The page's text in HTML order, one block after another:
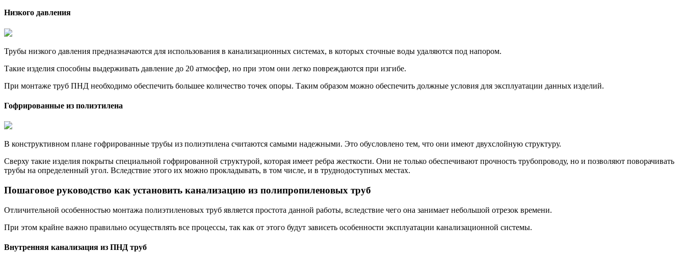
Низкого давления
Трубы низкого давления предназначаются для использования в канализационных системах, в которых сточные воды удаляются под напором.
Такие изделия способны выдерживать давление до 20 атмосфер, но при этом они легко повреждаются при изгибе.
При монтаже труб ПНД необходимо обеспечить большее количество точек опоры. Таким образом можно обеспечить должные условия для эксплуатации данных изделий.
Гофрированные из полиэтилена
В конструктивном плане гофрированные трубы из полиэтилена считаются самыми надежными. Это обусловлено тем, что они имеют двухслойную структуру.
Сверху такие изделия покрыты специальной гофрированной структурой, которая имеет ребра жесткости. Они не только обеспечивают прочность трубопроводу, но и позволяют поворачивать
трубы на определенный угол. Вследствие этого их можно прокладывать, в том числе, и в труднодоступных местах.
Пошаговое руководство как установить канализацию из полипропиленовых труб
Отличительной особенностью монтажа полиэтиленовых труб является простота данной работы, вследствие чего она занимает небольшой отрезок времени.
При этом крайне важно правильно осуществлять все процессы, так как от этого будут зависеть особенности эксплуатации канализационной системы.
Внутренняя канализация из ПНД труб